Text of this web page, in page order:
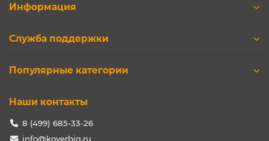
Информация
Служба поддержки
Популярные категории
Наши контакты
8 (499) 685-33-26
info@koverbig.ru